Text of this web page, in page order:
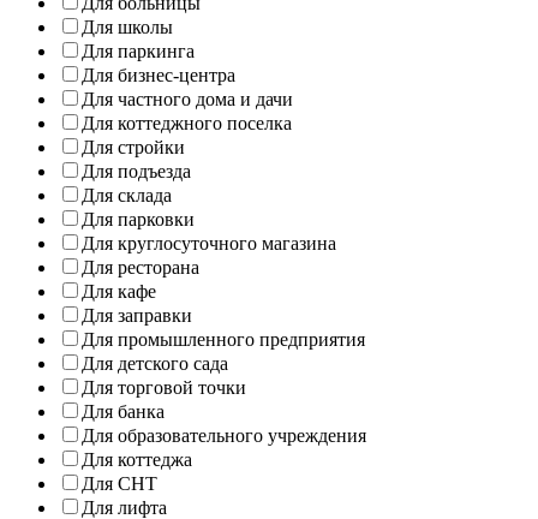
Для школы
Для паркинга
Для бизнес-центра
Для частного дома и дачи
Для коттеджного поселка
Для стройки
Для подъезда
Для склада
Для парковки
Для круглосуточного магазина
Для ресторана
Для кафе
Для заправки
Для промышленного предприятия
Для детского сада
Для торговой точки
Для банка
Для образовательного учреждения
Для коттеджа
Для СНТ
Для лифта